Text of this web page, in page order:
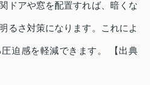
ドアや窓を配置すれば、暗くな
るさ対策になります。これによ
迫感を軽減できます。 【出典